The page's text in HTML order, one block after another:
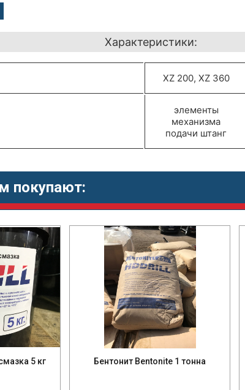
Характеристики:
XZ 200, XZ 360
элементы
механизма
подачи штанг
покупают:
5 кг Бентонит Bentonite 1 тонна